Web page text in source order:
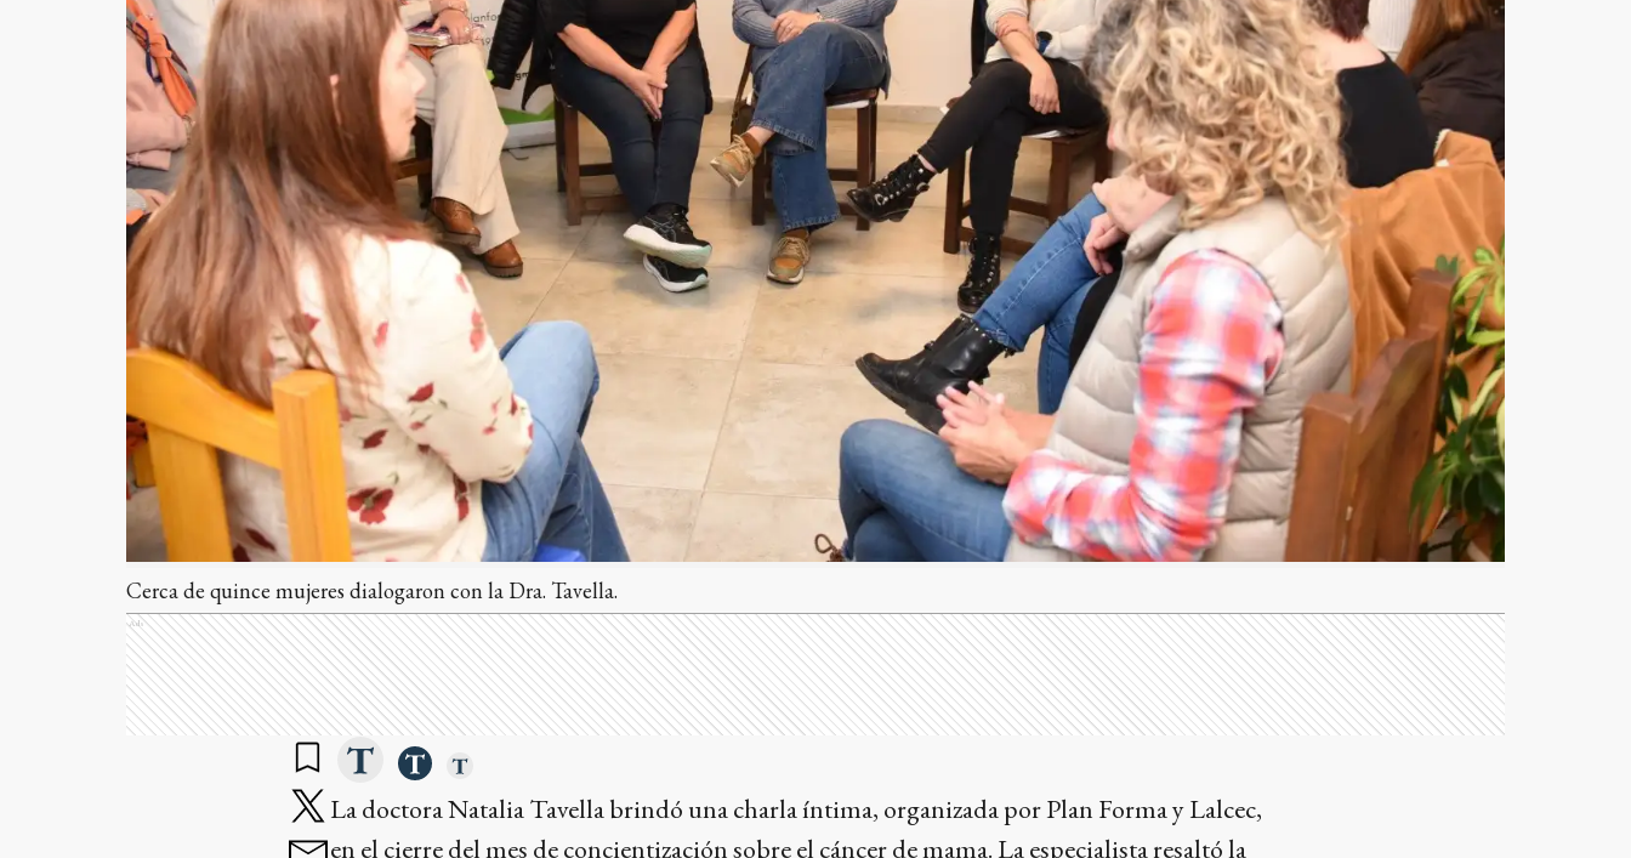
Cerca de quince mujeres dialogaron con la Dra. Tavella.
Ads
La doctora Natalia Tavella brindó una charla íntima, organizada por Plan Forma y Lalcec,
en el cierre del mes de concientización sobre el cáncer de mama. La especialista resaltó la